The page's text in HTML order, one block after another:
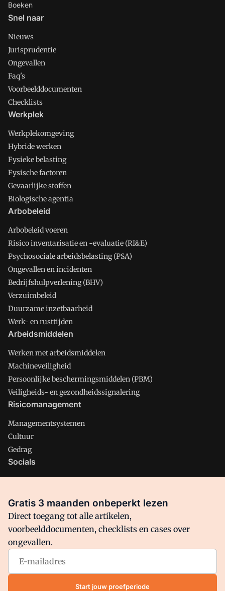
Boeken
Snel naar
Nieuws
Jurisprudentie
Ongevallen
Faq's
Voorbeelddocumenten
Checklists
Werkplek
Werkplekomgeving
Hybride werken
Fysieke belasting
Fysische factoren
Gevaarlijke stoffen
Biologische agentia
Arbobeleid
Arbobeleid voeren
Risico inventarisatie en -evaluatie (RI&E)
Psychosociale arbeidsbelasting (PSA)
Ongevallen en incidenten
Bedrijfshulpverlening (BHV)
Verzuimbeleid
Duurzame inzetbaarheid
Werk- en rusttijden
Arbeidsmiddelen
Werken met arbeidsmiddelen
Machineveiligheid
Persoonlijke beschermingsmiddelen (PBM)
Veiligheids- en gezondheidssignalering
Risicomanagement
Managementsystemen
Cultuur
Gedrag
Socials
Facebook
Arbo is onderdeel van VMN media. Lees inons manifestwaar
VMN media voor staat. Op gebruik van deze site zijn de
volgende regelingen van toepassing:Algemene Voorwaarden
Privacy en Cookie beleid|Privacy instellingen
Gratis 3 maanden onbeperkt lezen
Direct toegang tot alle artikelen,
voorbeelddocumenten, checklists en cases over
ongevallen.
Start jouw proefperiode